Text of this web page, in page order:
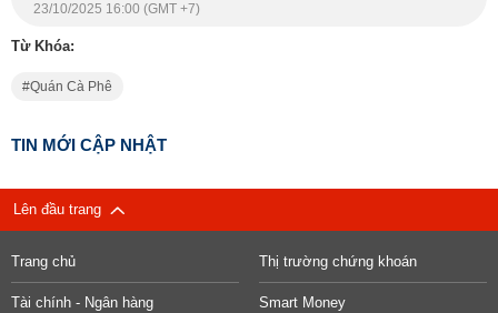
23/10/2025 16:00 (GMT +7)
Từ Khóa:
Quán Cà Phê
TIN MỚI CẬP NHẬT
Lên đầu trang
Trang chủ Thị trường chứng khoán
Tài chính - Ngân hàng Smart Money